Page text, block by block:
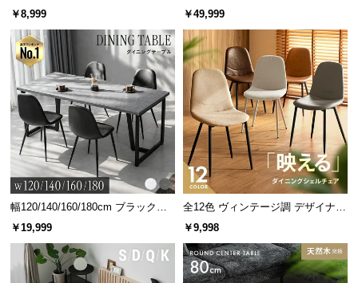
￥8,999
人掛けソファベッド リクライニン
￥49,999
幅120/140/160/180cm ブラックフ
レーム ダイニング 大理石調 4人掛
￥19,999
全12色 ヴィンテージ調 デザイナー
ズシェルチェア
￥9,998